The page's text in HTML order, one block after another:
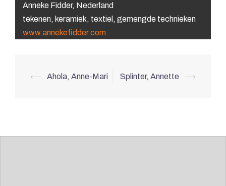
Anneke Fidder, Nederland
tekenen, keramiek, textiel, gemengde technieken
www.annekefidder.com
Berichtnavigatie
⟵ Ahola, Anne-Mari Splinter, Annette ⟶